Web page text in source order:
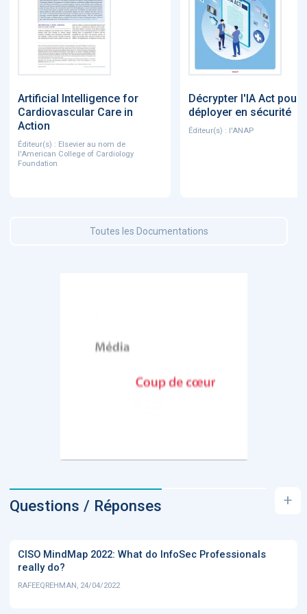
Artificial Intelligence for
Cardiovascular Care in
Action
Éditeur(s) : Elsevier au nom de
l'American College of Cardiology
Foundation
Décrypter l'IA Act pour
déployer en sécurité
Éditeur(s) : l'ANAP
Toutes les Documentations
Questions / Réponses +
CISO MindMap 2022: What do InfoSec Professionals
really do?
RAFEEQREHMAN, 24/04/2022